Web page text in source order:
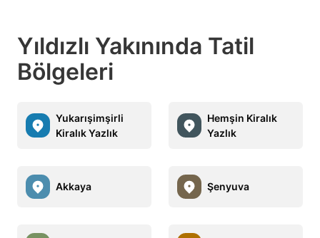
Yıldızlı Yakınında Tatil
Bölgeleri
Yukarışimşirli
Kiralık Yazlık
Hemşin Kiralık
Yazlık
Akkaya Şenyuva